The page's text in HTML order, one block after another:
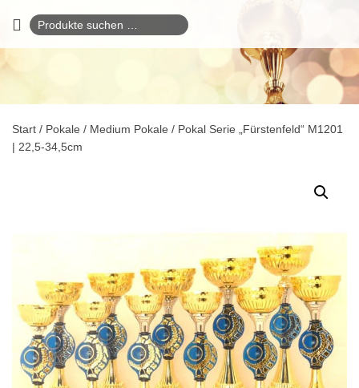
Suchen
nach:
Start / Pokale / Medium Pokale / Pokal Serie „Fürstenfeld“ M1201
| 22,5-34,5cm